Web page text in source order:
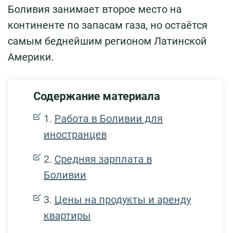
Боливия занимает второе место на
континенте по запасам газа, но остаётся
самым беднейшим регионом Латинской
Америки.
Содержание материала
Работа в Боливии для
иностранцев
Средняя зарплата в
Боливии
Цены на продукты и аренду
квартиры